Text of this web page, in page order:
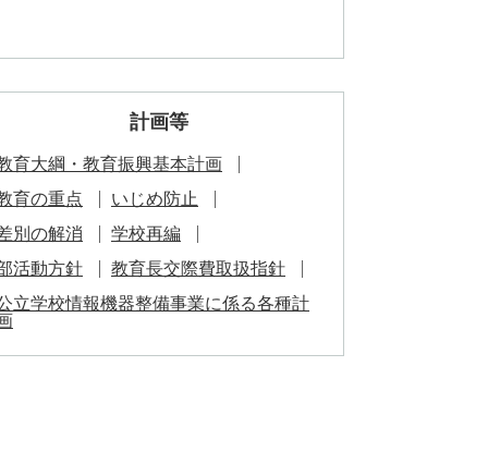
計画等
育大綱・教育振興基本計画
育の重点
いじめ防止
別の解消
学校再編
活動方針
教育長交際費取扱指針
立学校情報機器整備事業に係る各種計